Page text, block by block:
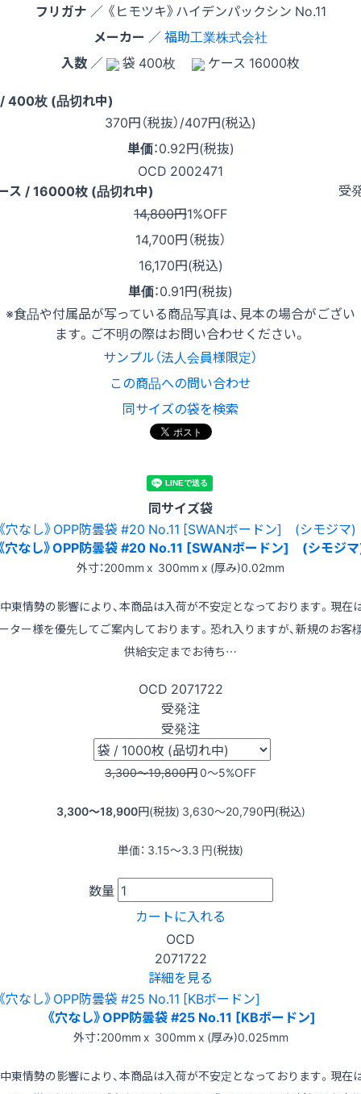
フリガナ ／ 《ヒモツキ》ハイデンパックシン No.11
メーカー ／福助工業株式会社
入数 ／ 袋 400枚
ケース 16000枚
400枚 (品切れ中)
370円（税抜）/407円(税込)
単価：0.92円(税抜)
OCD 2002471
ス / 16000枚 (品切れ中)
受
14,800円1%OFF
14,700円（税抜）
16,170円(税込)
単価：0.91円(税抜)
※食品や付属品が写っている商品写真は、見本の場合がござい
ます。ご不明の際はお問い合わせください。
サンプル（法人会員様限定）
この商品への問い合わせ
同サイズの袋を検索
同サイズ袋
穴なし》OPP防曇袋 #20 No.11 [SWANボードン] (シモジ
外寸：200mm x 300mm x (厚み)0.02mm
東情勢の影響により、本商品は入荷が不安定となっております。現在
ター様を優先してご案内しております。恐れ入りますが、新規のお客
供給安定までお待ち…
OCD 2071722
受発注
受発注
3,300〜19,800円0〜5%OFF
3,300〜18,900円(税抜) 3,630〜20,790円(税込)
単価： 3.15〜3.3 円(税抜)
数量
カートに入れる
OCD
2071722
詳細を見る
《穴なし》OPP防曇袋 #25 No.11 [KBボードン]
外寸：200mm x 300mm x (厚み)0.025mm
東情勢の影響により、本商品は入荷が不安定となっております。現在